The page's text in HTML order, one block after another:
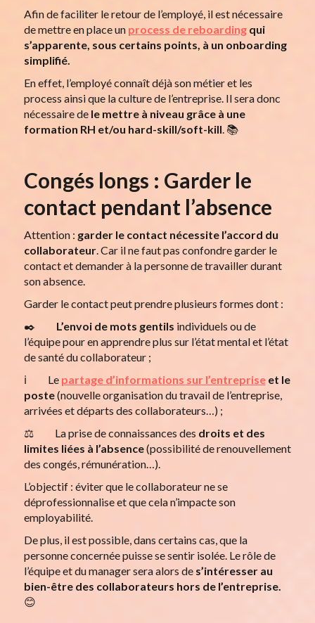
Afin de faciliter le retour de l’employé, il est nécessaire
de mettre en place un process de reboardingqui
s’apparente, sous certains points, à un onboarding
simplifié.
En effet, l’employé connaît déjà son métier et les
process ainsi que la culture de l’entreprise. Il sera donc
nécessaire de le mettre à niveau grâce à une
formation RH et/ou hard-skill/soft-kill . 📚
Congés longs : Garder le
contact pendant l’absence
Attention : garder le contact nécessite l’accord du
collaborateur. Car il ne faut pas confondre garder le
contact et demander à la personne de travailler durant
son absence.
Garder le contact peut prendre plusieurs formes dont :
✒️ L’envoi de mots gentils individuels ou de
l’équipe pour en apprendre plus sur l’état mental et l’état
de santé du collaborateur ;
ℹ️ Le partage d’informations sur l’entrepriseet le
poste(nouvelle organisation du travail de l’entreprise,
arrivées et départs des collaborateurs…) ;
⚖️ La prise de connaissances des droits et des
limites liées à l’absence(possibilité de renouvellement
des congés, rémunération…).
L’objectif : éviter que le collaborateur ne se
déprofessionnalise et que cela n’impacte son
employabilité.
De plus, il est possible, dans certains cas, que la
personne concernée puisse se sentir isolée. Le rôle de
l’équipe et du manager sera alors de s’intéresser au
bien-être des collaborateurs hors de l’entreprise.
😊